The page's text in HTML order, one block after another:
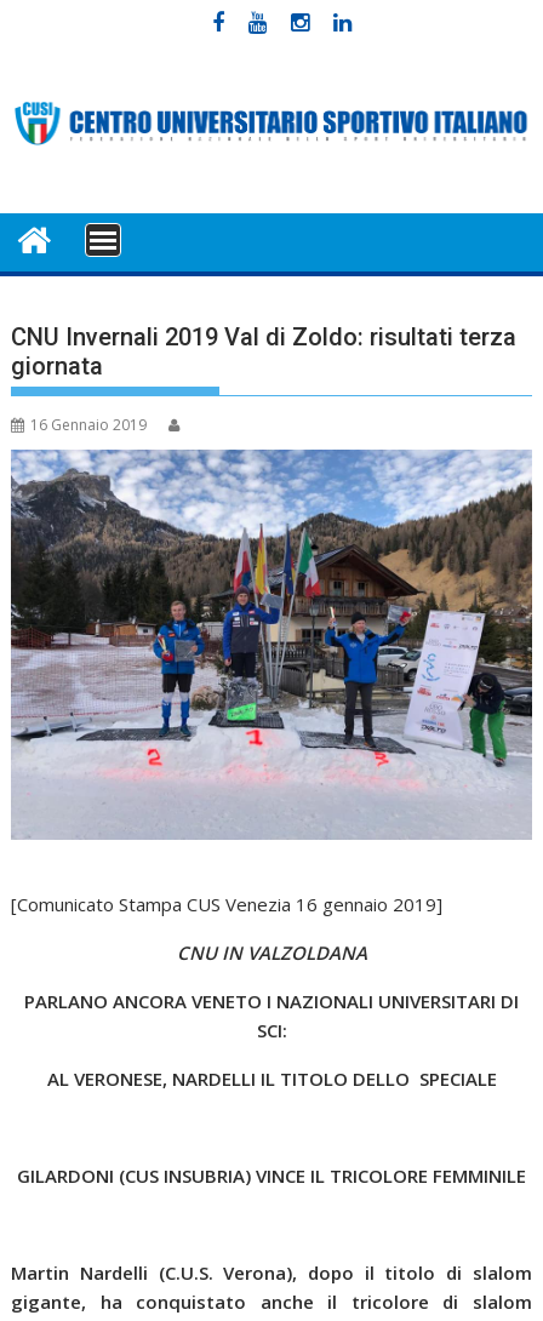
MENU
CNU Invernali 2019 Val di Zoldo: risultati terza
giornata
16 Gennaio 2019
[Comunicato Stampa CUS Venezia 16 gennaio 2019]
CNU IN VALZOLDANA
PARLANO ANCORA VENETO I NAZIONALI UNIVERSITARI DI
SCI:
AL VERONESE, NARDELLI IL TITOLO DELLO SPECIALE
GILARDONI (CUS INSUBRIA) VINCE IL TRICOLORE FEMMINILE
Martin Nardelli (C.U.S. Verona), dopo il titolo di slalom
gigante, ha conquistato anche il tricolore di slalom